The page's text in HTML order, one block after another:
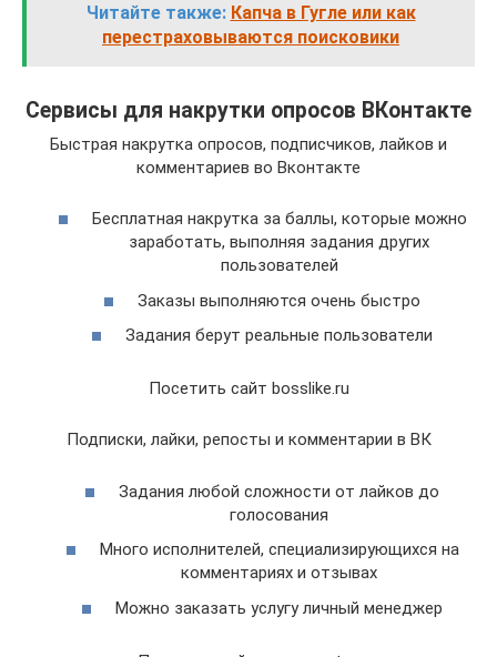
Читайте также: Капча в Гугле или как
перестраховываются поисковики
Сервисы для накрутки опросов ВКонтакте
Быстрая накрутка опросов, подписчиков, лайков и
комментариев во Вконтакте
Бесплатная накрутка за баллы, которые можно
заработать, выполняя задания других
пользователей
Заказы выполняются очень быстро
Задания берут реальные пользователи
Посетить сайт bosslike.ru
Подписки, лайки, репосты и комментарии в ВК
Задания любой сложности от лайков до
голосования
Много исполнителей, специализирующихся на
комментариях и отзывах
Можно заказать услугу личный менеджер